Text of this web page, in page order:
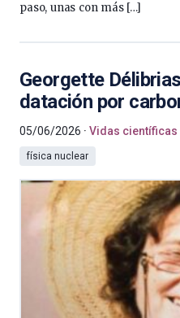
paso, unas con más […]
Georgette
datación por
05/06/2026 Vidas científicas
física nuclear